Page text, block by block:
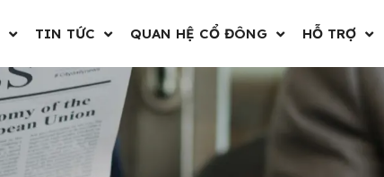
TIN TỨC QUAN HỆ CỔ ĐÔNG HỖ TRỢ